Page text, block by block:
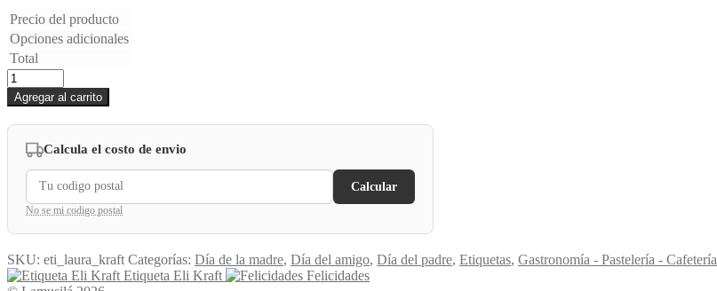
Precio del producto
Opciones adicionales
Total
Etiqueta
Laura
Kraft
cantidad
Agregar al carrito
Calcula el costo de envio
Calcular
No se mi codigo postal
SKU: eti_laura_kraft Categorías: Día de la madre, Día del amigo, Día del padre, Etiquetas, Gastronomía - Pastelería - Cafetería
Etiqueta Eli Kraft
Felicidades